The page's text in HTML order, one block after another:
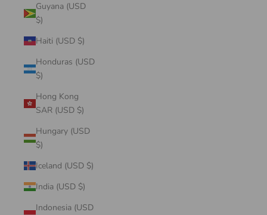
Guyana (USD
$)
Haiti (USD $)
Honduras (USD
$)
Hong Kong
SAR (USD $)
Hungary (USD
$)
Iceland (USD $)
India (USD $)
Indonesia (USD